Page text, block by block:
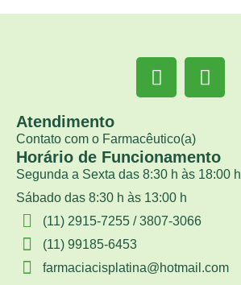
Atendimento
Contato com o Farmacêutico(a)
Horário de Funcionamento
Segunda a Sexta das 8:30 h às 18:00 h
Sábado das 8:30 h às 13:00 h
(11) 2915-7255 / 3807-3066
(11) 99185-6453
farmaciacisplatina@hotmail.com